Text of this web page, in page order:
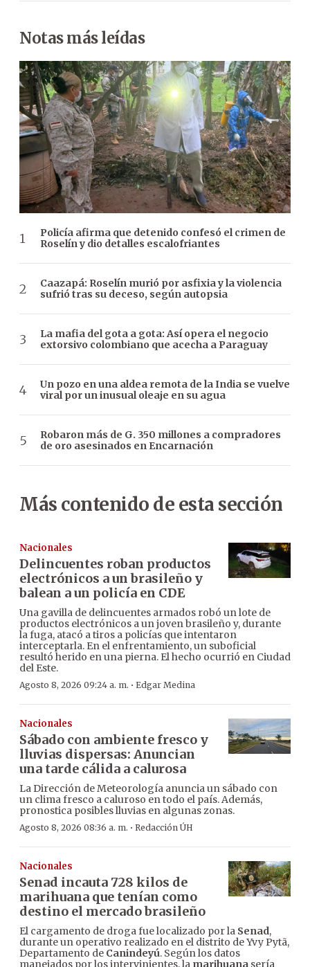
Notas más leídas
Policía afirma que detenido confesó el crimen de
Roselín y dio detalles escalofriantes
Caazapá: Roselín murió por asfixia y la violencia
sufrió tras su deceso, según autopsia
La mafia del gota a gota: Así opera el negocio
extorsivo colombiano que acecha a Paraguay
Un pozo en una aldea remota de la India se vuelve
viral por un inusual oleaje en su agua
Robaron más de G. 350 millones a compradores
de oro asesinados en Encarnación
Más contenido de esta sección
Nacionales
Delincuentes roban productos
electrónicos a un brasileño y
balean a un policía en CDE
Una gavilla de delincuentes armados robó un lote de
productos electrónicos a un joven brasileño y, durante
la fuga, atacó a tiros a policías que intentaron
interceptarla. En el enfrentamiento, un suboficial
resultó herido en una pierna. El hecho ocurrió en Ciudad
del Este.
Agosto 8, 2026 09:24 a. m. · Edgar Medina
Nacionales
Sábado con ambiente fresco y
lluvias dispersas: Anuncian
una tarde cálida a calurosa
La Dirección de Meteorología anuncia un sábado con
un clima fresco a caluroso en todo el país. Además,
pronostica posibles lluvias en algunas zonas.
Agosto 8, 2026 08:36 a. m. · Redacción ÚH
Nacionales
Senad incauta 728 kilos de
marihuana que tenían como
destino el mercado brasileño
El cargamento de droga fue localizado por la Senad,
durante un operativo realizado en el distrito de Yvy Pytã,
Departamento de Canindeyú. Según los datos
manejados por los intervinientes, la marihuana sería